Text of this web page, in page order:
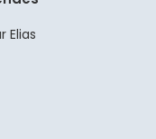
Elias